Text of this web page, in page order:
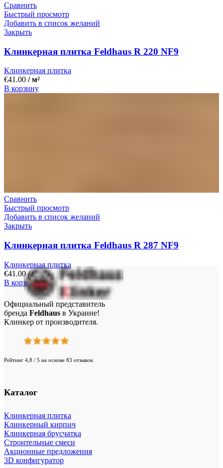
Сравнить
Быстрый просмотр
Добавить в список желаний
Закрыть
Клинкерная плитка Feldhaus R 220 NF9
Клинкерная плитка
€41.00 / м²
В корзину
Сравнить
Быстрый просмотр
Добавить в список желаний
Закрыть
Клинкерная плитка Feldhaus R 287 NF9
Клинкерная плитка
€41.00/ м²
В корзину
Официальный представитель
бренда Feldhaus в Украине!
Клинкер от производителя.
Рейтинг 4,8 / 5 на основе 83 отзывов.
Каталог
Клинкерная плитка
Клинкерный кирпич
Клинкерная брусчатка
Строительные смеси
Акционные предложения
3D конфигуратор